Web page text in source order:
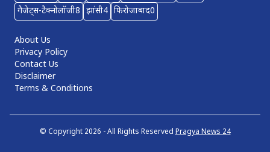
गैजेट्स-टैक्नोलॉजी8 झांसी4 फिरोजाबाद0
About Us
Privacy Policy
Contact Us
Disclaimer
Terms & Conditions
© Copyright 2026 - All Rights Reserved Pragya News 24